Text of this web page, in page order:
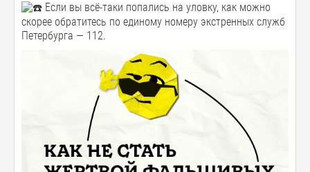
Если вы всё-таки попались на уловку, как можно
скорее обратитесь по единому номеру экстренных служб
Петербурга — 112.